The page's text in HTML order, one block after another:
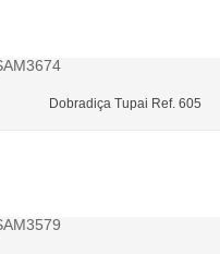
Dobradiça Tupai Ref. 605